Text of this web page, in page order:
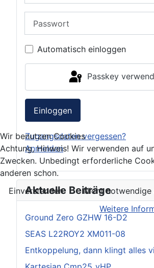
Automatisch einloggen
Passkey
Einloggen
Zugangsdaten vergessen?
Anmelden
Aktuelle Beiträge
Ground Zero GZHW 16-D2
SEAS L22ROY2 XM011-08
Entkoppelung, dann klingt alles
Wir benutzen Cookies
Achtung, Hinweis! Wir verwenden auf
Zwecken. Unbedingt erforderliche
anderen schon.
Einverstanden
Nicht notwendige
Weitere